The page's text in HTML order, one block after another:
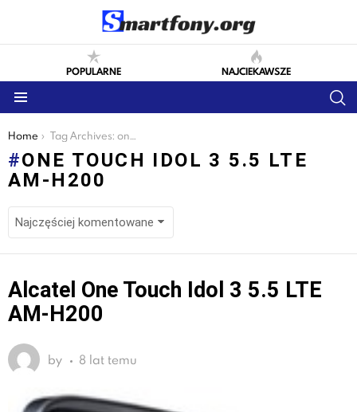
POPULARNE NAJCIEKAWSZE
You are here:
Home Tag Archives: one touch idol 3 5.5 lte am-h200
ONE TOUCH IDOL 3 5.5 LTE
AM-H200
LATEST
STORIES
Alcatel One Touch Idol 3 5.5 LTE
AM-H200
by 8 lat temu